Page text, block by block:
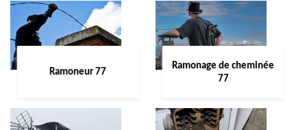
Ramoneur 77
Ramonage de cheminée
77